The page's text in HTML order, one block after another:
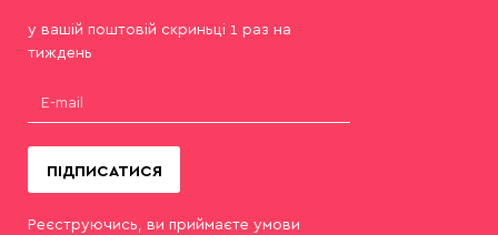
у вашій поштовій скриньці 1 раз на
тиждень
ПІДПИСАТИСЯ
Реєструючись, ви приймаєте умови